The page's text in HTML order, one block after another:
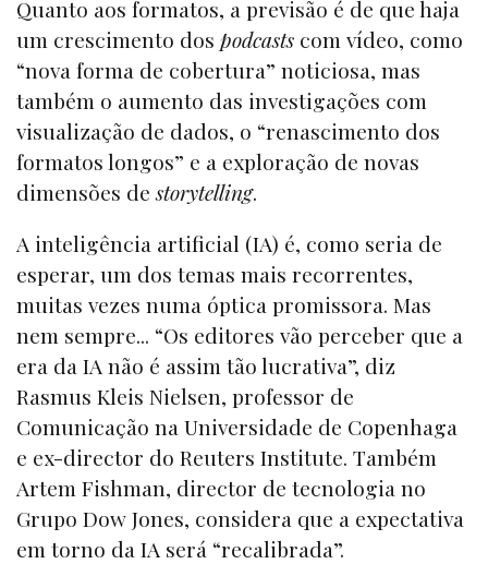
Quanto aos formatos, a previsão é de que haja
um crescimento dos podcasts com vídeo, como
“nova forma de cobertura” noticiosa, mas
também o aumento das investigações com
visualização de dados, o “renascimento dos
formatos longos” e a exploração de novas
dimensões destorytelling.
A inteligência artificial (IA) é, como seria de
esperar, um dos temas mais recorrentes,
muitas vezes numa óptica promissora. Mas
nem sempre... “Os editores vão perceber que a
era da IA não é assim tão lucrativa”, diz
Rasmus Kleis Nielsen, professor de
Comunicação na Universidade de Copenhaga
e ex-director do Reuters Institute. Também
Artem Fishman, director de tecnologia no
Grupo Dow Jones, considera que a expectativa
em torno da IA será “recalibrada”.